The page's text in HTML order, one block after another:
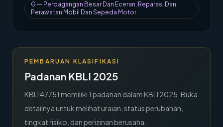
Hubungi Kami→
Member Area
G — Perdagangan Besar Dan Eceran; Reparasi Dan
Perawatan Mobil Dan Sepeda Motor
PEMBARUAN KLASIFIKASI
Padanan KBLI 2025
KBLI47751 memiliki 1 padanan dalam KBLI 2025. Buka
detailnya untuk melihat uraian, status perubahan,
tingkat risiko, dan perizinan berusaha.